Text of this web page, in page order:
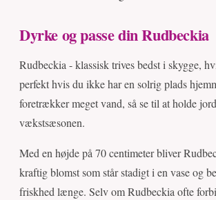
Dyrke og passe din Rudbeckia
Rudbeckia - klassisk trives bedst i skygge,
perfekt hvis du ikke har en solrig plads
foretrækker meget vand, så se til at holde
vækstsæsonen.
Med en højde på 70 centimeter bliver
kraftig blomst som står stadigt i en vase og
friskhed længe. Selv om Rudbeckia ofte